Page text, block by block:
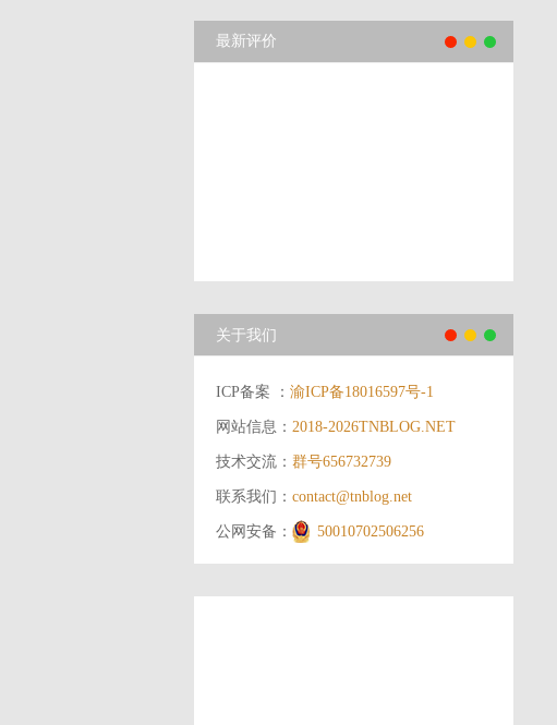
最新评价
关于我们
ICP备案 ：渝ICP备18016597号-1
网站信息：2018-2026TNBLOG.NET
技术交流：群号656732739
联系我们：contact@tnblog.net
公网安备： 50010702506256